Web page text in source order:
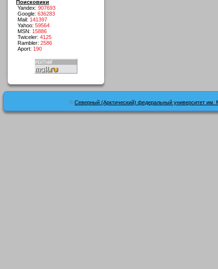
Поисковики
Yandex: 907693
Google: 636283
Mail: 141397
Yahoo: 59564
MSN: 15886
Twiceler: 4125
Rambler: 2586
Aport: 190
© Северный (Арктический) федеральный университет